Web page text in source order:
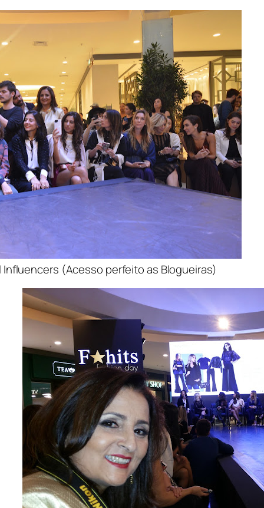
Influencers (Acesso perfeito as Blogueiras)